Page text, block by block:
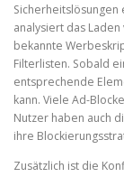
analysiert das
bekannte
Filterlisten. Sobald
entsprechende
kann. Viele Ad-
Nutzer haben auch
ihre
Zusätzlich ist die